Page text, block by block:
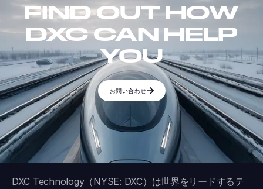
FIND OUT HOW
DXC CAN HELP
YOU
お問い合わせ
DXC Technology（NYSE: DXC）は世界をリードするテ